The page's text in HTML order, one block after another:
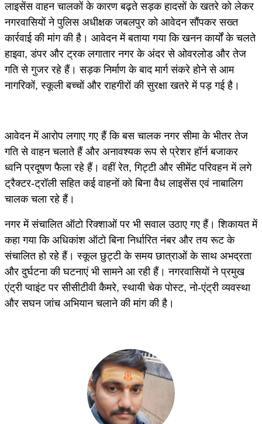
लाइसेंस वाहन चालकों के कारण बढ़ते सड़क हादसों के खतरे को लेकर
नगरवासियों ने पुलिस अधीक्षक जबलपुर को आवेदन सौंपकर सख्त
कार्रवाई की मांग की है। आवेदन में बताया गया कि खनन कार्यों के चलते
हाइवा, डंपर और ट्रक लगातार नगर के अंदर से ओवरलोड और तेज
गति से गुजर रहे हैं। सड़क निर्माण के बाद मार्ग संकरे होने से आम
नागरिकों, स्कूली बच्चों और राहगीरों की सुरक्षा खतरे में पड़ गई है।
आवेदन में आरोप लगाए गए हैं कि बस चालक नगर सीमा के भीतर तेज
गति से वाहन चलाते हैं और अनावश्यक रूप से प्रेशर हॉर्न बजाकर
ध्वनि प्रदूषण फैला रहे हैं। वहीं रेत, गिट्टी और सीमेंट परिवहन में लगे
ट्रैक्टर-ट्रॉली सहित कई वाहनों को बिना वैध लाइसेंस एवं नाबालिग
चालक चला रहे हैं।
नगर में संचालित ऑटो रिक्शाओं पर भी सवाल उठाए गए हैं। शिकायत में
कहा गया कि अधिकांश ऑटो बिना निर्धारित नंबर और तय रूट के
संचालित हो रहे हैं। स्कूल छुट्टी के समय छात्राओं के साथ अभद्रता
और दुर्घटना की घटनाएं भी सामने आ रही हैं। नगरवासियों ने प्रमुख
एंट्री प्वाइंट पर सीसीटीवी कैमरे, स्थायी चेक पोस्ट, नो-एंट्री व्यवस्था
और सघन जांच अभियान चलाने की मांग की है।